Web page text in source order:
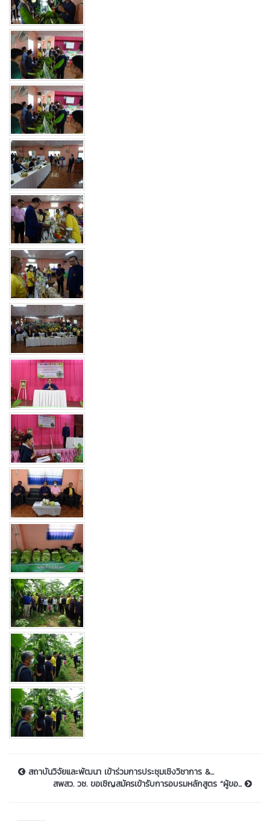
สถาบันวิจัยและพัฒนา เข้าร่วมการประชุมเชิงวิชาการ &...
สพสว. วช. ขอเชิญสมัครเข้ารับการอบรมหลักสูตร “ผู้ขอ...